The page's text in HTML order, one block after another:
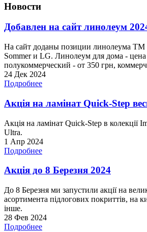
Новости
Добавлен на сайт линолеум
На сайт доданы позиции линолеума ТМ
Sommer и LG. Линолеум для дома - цена
полукоммерческий - от 350 грн,
24 Дек 2024
Подробнее
Акція на ламінат Quick-Step
Акція на ламінат Quick-Step в колекції
Ultra.
1 Апр 2024
Подробнее
Акція до 8 Березня 2024
До 8 Березня ми запустили акції на
асортимента підлогових покриттів, на
інше.
28 Фев 2024
Подробнее